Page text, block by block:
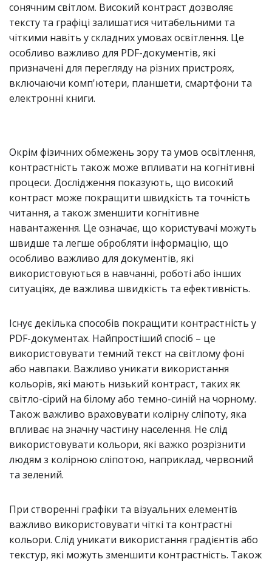
сонячним світлом. Високий контраст дозволяє
тексту та графіці залишатися читабельними та
чіткими навіть у складних умовах освітлення. Це
особливо важливо для PDF-документів, які
призначені для перегляду на різних пристроях,
включаючи комп'ютери, планшети, смартфони та
електронні книги.
Окрім фізичних обмежень зору та умов освітлення,
контрастність також може впливати на когнітивні
процеси. Дослідження показують, що високий
контраст може покращити швидкість та точність
читання, а також зменшити когнітивне
навантаження. Це означає, що користувачі можуть
швидше та легше обробляти інформацію, що
особливо важливо для документів, які
використовуються в навчанні, роботі або інших
ситуаціях, де важлива швидкість та ефективність.
Існує декілька способів покращити контрастність у
PDF-документах. Найпростіший спосіб – це
використовувати темний текст на світлому фоні
або навпаки. Важливо уникати використання
кольорів, які мають низький контраст, таких як
світло-сірий на білому або темно-синій на чорному.
Також важливо враховувати колірну сліпоту, яка
впливає на значну частину населення. Не слід
використовувати кольори, які важко розрізнити
людям з колірною сліпотою, наприклад, червоний
та зелений.
При створенні графіки та візуальних елементів
важливо використовувати чіткі та контрастні
кольори. Слід уникати використання градієнтів або
текстур, які можуть зменшити контрастність. Також